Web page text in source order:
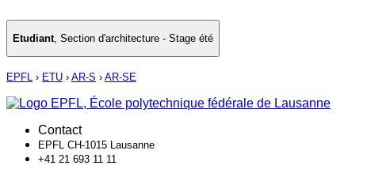
Etudiant, Section d'architecture - Stage été
EPFL › ETU › AR-S › AR-SE
Contact
EPFL CH-1015 Lausanne
+41 21 693 11 11